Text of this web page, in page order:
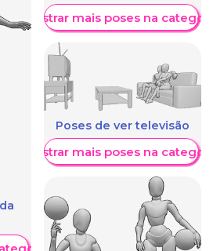
Mostrar mais poses na
Poses de ver televisão
Mostrar mais poses na